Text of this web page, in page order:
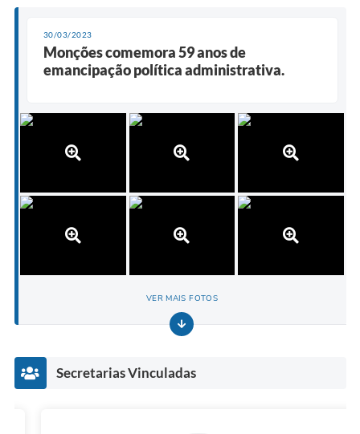
30/03/2023
Monções comemora 59 anos de
emancipação política administrativa.
VER MAIS FOTOS
Secretarias Vinculadas